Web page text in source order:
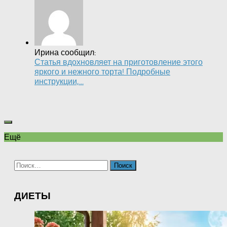
Ирина сообщил:
Статья вдохновляет на приготовление этого
яркого и нежного торта! Подробные
инструкции,...
Ещё
Найти:
ДИЕТЫ